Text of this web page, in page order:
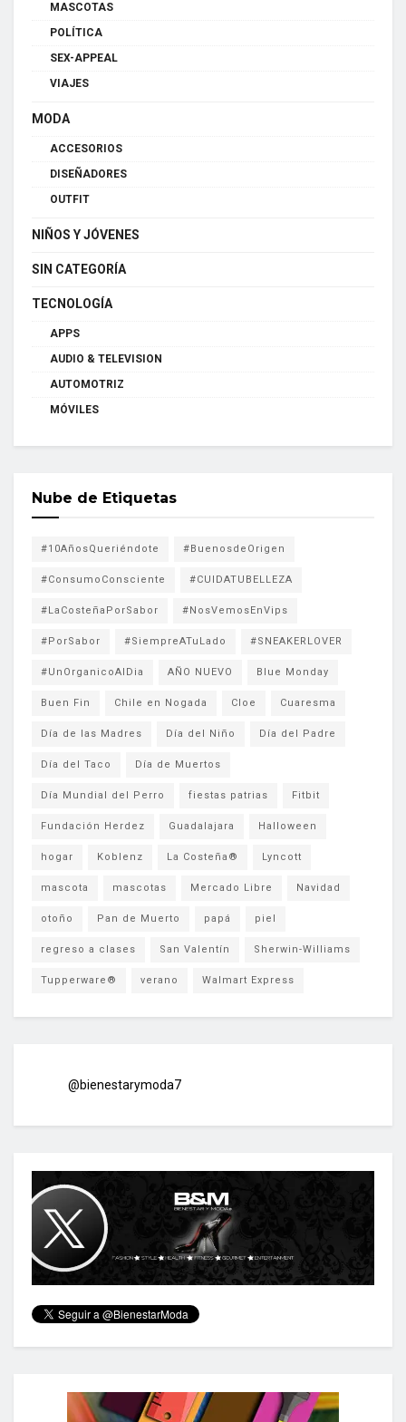
MASCOTAS
POLÍTICA
SEX-APPEAL
VIAJES
MODA
ACCESORIOS
DISEÑADORES
OUTFIT
NIÑOS Y JÓVENES
SIN CATEGORÍA
TECNOLOGÍA
APPS
AUDIO & TELEVISION
AUTOMOTRIZ
MÓVILES
Nube de Etiquetas
#10AñosQueriéndote #BuenosdeOrigen
#ConsumoConsciente #CUIDATUBELLEZA
#LaCosteñaPorSabor #NosVemosEnVips
#PorSabor #SiempreATuLado #SNEAKERLOVER
#UnOrganicoAlDia AÑO NUEVO Blue Monday
Buen Fin Chile en Nogada Cloe Cuaresma
Día de las Madres Día del Niño Día del Padre
Día del Taco Día de Muertos
Día Mundial del Perro fiestas patrias Fitbit
Fundación Herdez Guadalajara Halloween
hogar Koblenz La Costeña® Lyncott
mascota mascotas Mercado Libre Navidad
otoño Pan de Muerto papá piel
regreso a clases San Valentín Sherwin-Williams
Tupperware® verano Walmart Express
@bienestarymoda7